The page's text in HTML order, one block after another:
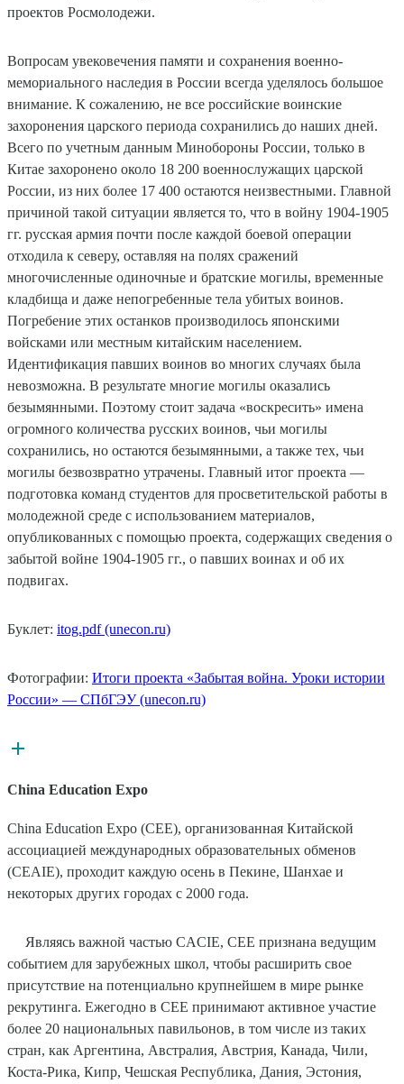
проектов Росмолодежи.
Вопросам увековечения памяти и сохранения военно-
мемориального наследия в России всегда уделялось большое
внимание. К сожалению, не все российские воинские
захоронения царского периода сохранились до наших дней.
Всего по учетным данным Минобороны России, только в
Китае захоронено около 18 200 военнослужащих царской
России, из них более 17 400 остаются неизвестными. Главной
причиной такой ситуации является то, что в войну 1904-1905
гг. русская армия почти после каждой боевой операции
отходила к северу, оставляя на полях сражений
многочисленные одиночные и братские могилы, временные
кладбища и даже непогребенные тела убитых воинов.
Погребение этих останков производилось японскими
войсками или местным китайским населением.
Идентификация павших воинов во многих случаях была
невозможна. В результате многие могилы оказались
безымянными. Поэтому стоит задача «воскресить» имена
огромного количества русских воинов, чьи могилы
сохранились, но остаются безымянными, а также тех, чьи
могилы безвозвратно утрачены. Главный итог проекта —
подготовка команд студентов для просветительской работы в
молодежной среде с использованием материалов,
опубликованных с помощью проекта, содержащих сведения о
забытой войне 1904-1905 гг., о павших воинах и об их
подвигах.
Буклет: itog.pdf (unecon.ru)
Фотографии: Итоги проекта «Забытая война. Уроки истории
России» — СПбГЭУ (unecon.ru)
China Education Expo
China Education Expo (CEE), организованная Китайской
ассоциацией международных образовательных обменов
(CEAIE), проходит каждую осень в Пекине, Шанхае и
некоторых других городах с 2000 года.
Являясь важной частью CACIE, CEE признана ведущим
событием для зарубежных школ, чтобы расширить свое
присутствие на потенциально крупнейшем в мире рынке
рекрутинга. Ежегодно в CEE принимают активное участие
более 20 национальных павильонов, в том числе из таких
стран, как Аргентина, Австралия, Австрия, Канада, Чили,
Коста-Рика, Кипр, Чешская Республика, Дания, Эстония,